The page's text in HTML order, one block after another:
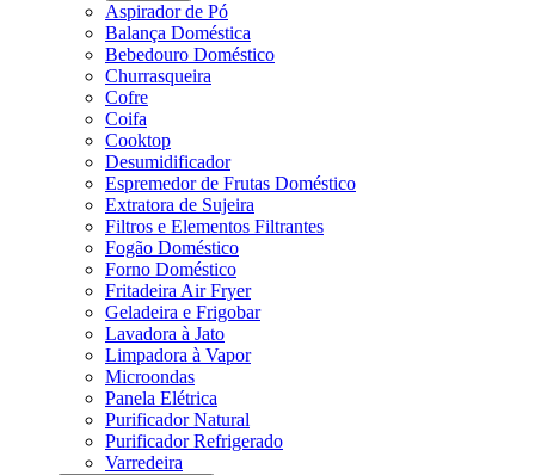
Aspirador de Pó
Balança Doméstica
Bebedouro Doméstico
Churrasqueira
Cofre
Coifa
Cooktop
Desumidificador
Espremedor de Frutas Doméstico
Extratora de Sujeira
Filtros e Elementos Filtrantes
Fogão Doméstico
Forno Doméstico
Fritadeira Air Fryer
Geladeira e Frigobar
Lavadora à Jato
Limpadora à Vapor
Microondas
Panela Elétrica
Purificador Natural
Purificador Refrigerado
Varredeira